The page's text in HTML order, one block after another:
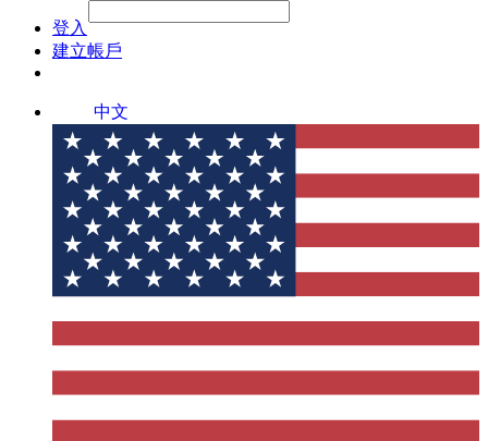
登入
建立帳戶
中文